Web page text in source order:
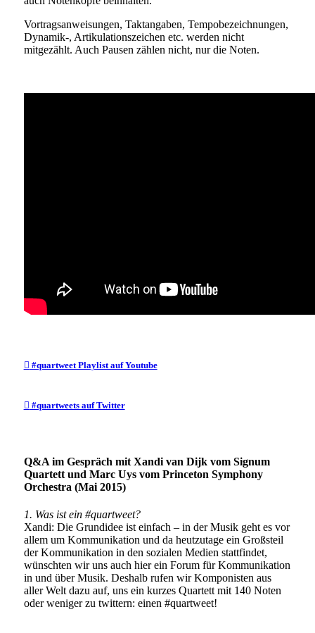
Vortragsanweisungen, Taktangaben, Tempobezeichnungen,
Dynamik-, Artikulationszeichen etc. werden nicht
mitgezählt. Auch Pausen zählen nicht, nur die Noten.
 #quartweet Playlist auf Youtube
 #quartweets auf Twitter
Q&A im Gespräch mit Xandi van Dijk vom Signum
Quartett und Marc Uys vom Princeton Symphony
Orchestra (Mai 2015)
1. Was ist ein #quartweet?
Xandi: Die Grundidee ist einfach – in der Musik geht es vor
allem um Kommunikation und da heutzutage ein Großsteil
der Kommunikation in den sozialen Medien stattfindet,
wünschten wir uns auch hier ein Forum für Kommunikation
in und über Musik. Deshalb rufen wir Komponisten aus
aller Welt dazu auf, uns ein kurzes Quartett mit 140 Noten
oder weniger zu twittern: einen #quartweet!